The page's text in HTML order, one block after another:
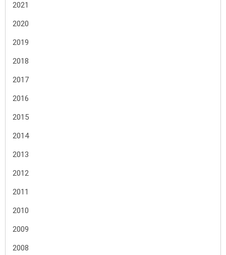
2021
2020
2019
2018
2017
2016
2015
2014
2013
2012
2011
2010
2009
2008